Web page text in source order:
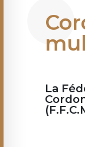
La